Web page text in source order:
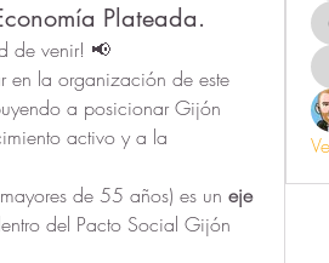
Plateada.
de venir! 📢
a posicionar Gijón
activo y a la
de 55 años) es un eje
del Pacto Social Gijón